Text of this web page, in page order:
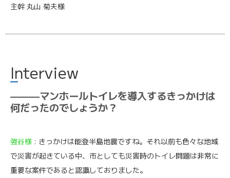
主幹 丸山 菊夫様
Interview
———マンホールトイレを導入するきっかけは
何だったのでしょうか？
強谷様 : きっかけは能登半島地震ですね。それ以前も色々な地域
で災害が起きている中、市としても災害時のトイレ問題は非常に
重要な案件であると認識しておりました。